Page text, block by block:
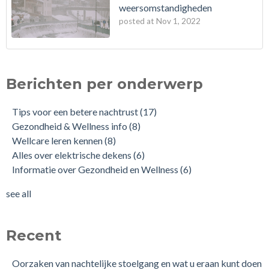
weersomstandigheden
posted at Nov 1, 2022
Berichten per onderwerp
Tips voor een betere nachtrust(17)
Gezondheid & Wellness info (8)
Wellcare leren kennen(8)
Alles over elektrische dekens (6)
Informatie over Gezondheid en Wellness (6)
see all
Recent
Oorzaken van nachtelijke stoelgang en wat u eraan kunt doen